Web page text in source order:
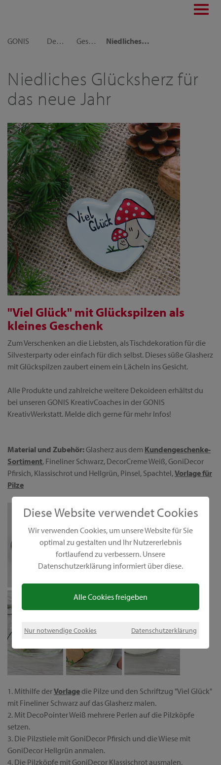
Diese Website verwendet Cookies
Wir verwenden Cookies, um unsere Website für Sie
optimal zu gestalten und Ihr Nutzererlebnis
fortlaufend zu verbessern. Unsere
Datenschutzerklärung informiert über diese.
Alle Cookies freigeben
Nur notwendige Cookies Datenschutzerklärung
GONIS
Dekoideen Geschenkideen Niedliches Glücksherz als Silvestergeschenk für das neue Jahr
Niedliches Glücksherz für
das neue Jahr
"Viel Glück" mit Glückspilzen als
kleines Geschenk
Zum Verschenken an die Liebsten, als Tischdekoration für die
Silvesterparty oder einfach für dich selbst. Dieses süße Glasherz
mit Glückspilzen zaubert einem ein Lächeln ins Gesicht.
Alle Produkte und zahlreiche weitere Dekoideen erhältst du
bei unseren GONIS KreativCoaches in der GONIS
KreativWerkstatt. Melde dich gerne für mehr Infos!
Material und Zubehör:Glasherz aus dem Kundengeschenke-
Sortiment, Fineliner Schwarz, DecorCreme Weiß, GoniDecor
Pfirsich, Klassischrot und Hellgrün, Pinsel, Spachtel,Vorlage für
Pilze
1. Mithilfe derVorlagedie Pilze und den Schriftzug "Viel Glück"
mit Fineliner Schwarz auf das Glasherz malen.
2. Mit DecoPointer Weiß mehrere Perlen auf die Pilzköpfe
setzen.
3. Die Pilzstiele mit GoniDecor Pfirsich und die Wiese mit
GoniDecor Hellgrün anmalen.
4. Die Pilzköpfe mit GoniDecor Klassischrot ausmalen.